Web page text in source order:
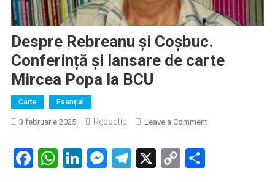
Despre Rebreanu și Coșbuc.
Conferință și lansare de carte
Mircea Popa la BCU
Carte Esenţial
3 februarie 2025 Redactia Leave a Commenton
Facebook
WhatsApp
LinkedIn
Messenger
Telegram
X Copy